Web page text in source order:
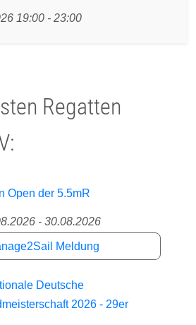
19:00 - 23:00
Regatten
Open der 5.5mR
- 30.08.2026
Meldung
Deutsche
2026 - 29er